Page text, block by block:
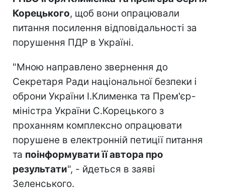
Корецького, щоб вони опрацювали
питання посилення відповідальності за
порушення ПДР в Україні.
"Мною направлено звернення до
Секретаря Ради національної безпеки і
оброни України І.Клименка та Прем'єр-
міністра України С.Корецького з
проханням комплексно опрацювати
порушене в електронній петиції питання
та поінформувати її автора про
результати", - йдеться в заяві
Зеленського.